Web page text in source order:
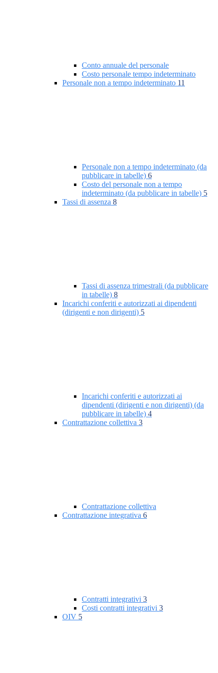
Conto annuale del personale
Costo personale tempo indeterminato
Personale non a tempo indeterminato 11
Personale non a tempo indeterminato (da
pubblicare in tabelle) 6
Costo del personale non a tempo
indeterminato (da pubblicare in tabelle) 5
Tassi di assenza 8
Tassi di assenza trimestrali (da pubblicare
in tabelle) 8
Incarichi conferiti e autorizzati ai dipendenti
(dirigenti e non dirigenti) 5
Incarichi conferiti e autorizzati ai
dipendenti (dirigenti e non dirigenti) (da
pubblicare in tabelle) 4
Contrattazione collettiva 3
Contrattazione collettiva
Contrattazione integrativa 6
Contratti integrativi 3
Costi contratti integrativi 3
OIV 5